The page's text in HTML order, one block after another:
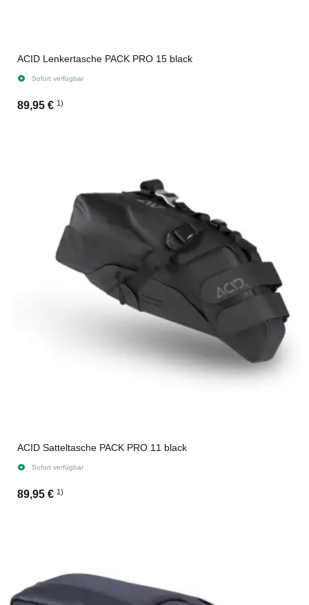
ACID Lenkertasche PACK PRO 15 black
Sofort verfügbar
89,95 € 1)
ACID Satteltasche PACK PRO 11 black
Sofort verfügbar
89,95 € 1)